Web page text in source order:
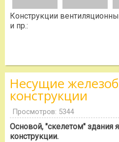
Конструкции
и пр.:
Несущие
конструкции
Просмотров: 5344
Основой, "скелетом" здания
конструкции.